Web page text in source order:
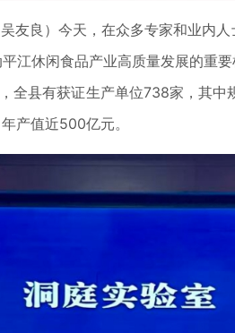
良）今天，在众多专家和业内
江休闲食品产业高质量发展的重要
县有获证生产单位738家，其中
产值近500亿元。